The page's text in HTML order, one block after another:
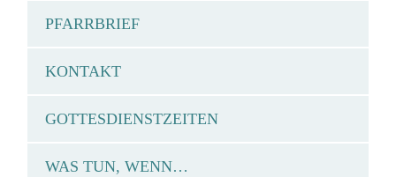
PFARRBRIEF
KONTAKT
GOTTESDIENSTZEITEN
WAS TUN, WENN…